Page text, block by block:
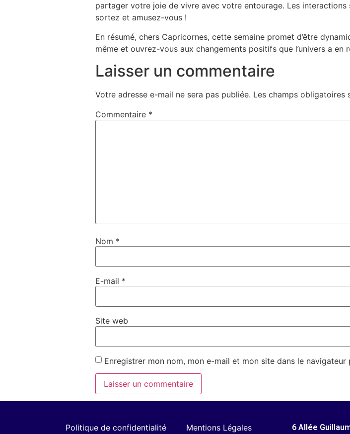
partager votre joie de vivre avec votre entourage. Les
sortez et amusez-vous !
En résumé, chers Capricornes, cette semaine promet d’être
même et ouvrez-vous aux changements positifs que l’univers a en
Laisser un commentaire
Votre adresse e-mail ne sera pas publiée. Les champs obligatoires
Commentaire *
Nom *
E-mail *
Site web
Enregistrer mon nom, mon e-mail et mon site dans le
Politique de confidentialité Mentions Légales 6 Allée